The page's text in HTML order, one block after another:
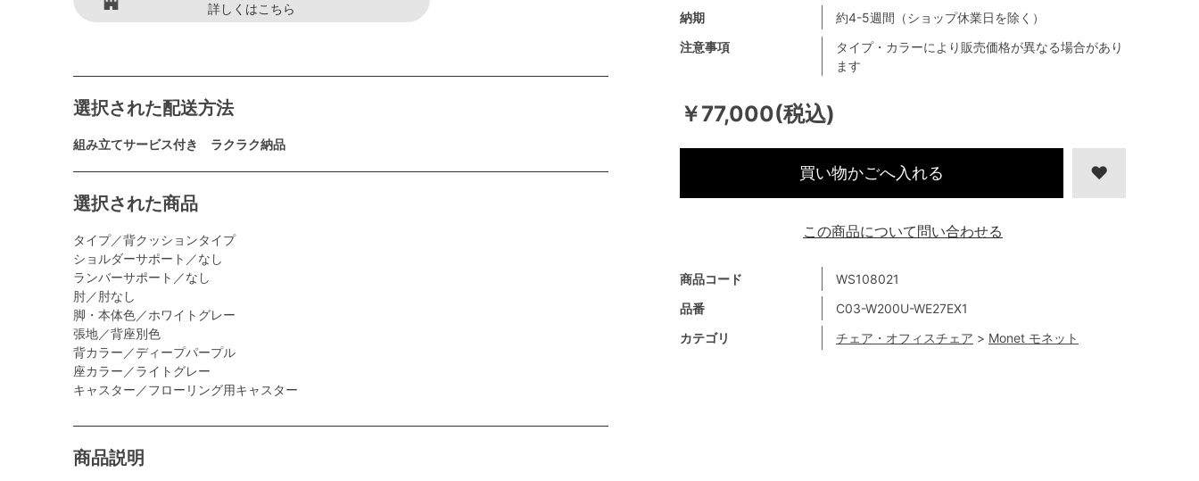
詳しくはこちら
選択された配送方法
組み立てサービス付き ラクラク納品
選択された商品
タイプ／背クッションタイプ
ショルダーサポート／なし
ランバーサポート／なし
肘／肘なし
脚・本体色／ホワイトグレー
張地／背座別色
背カラー／ディープパープル
座カラー／ライトグレー
キャスター／フローリング用キャスター
商品説明
￥77,000(税込)
商品コード
WS108021
品番
C03-W200U-WE27EX1
カテゴリ
チェア・オフィスチェア > Monet モネット
注意事項
タイプ・カラーにより販売価格が異なる場合があり
ます
納期 約4-5週間（ショップ休業日を除く）
買い物かごへ入れる
この商品について問い合わせる